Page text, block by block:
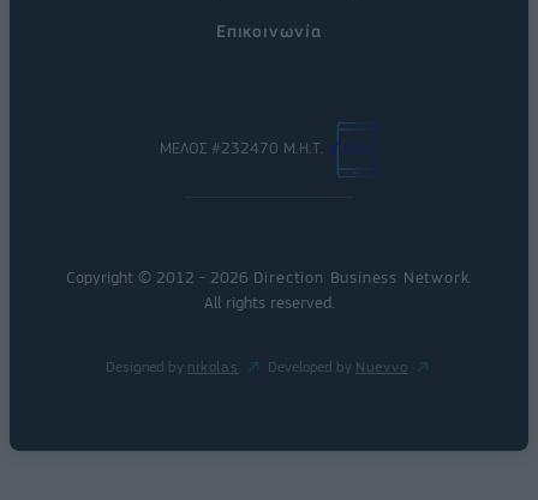
Επικοινωνία
ΜΕΛΟΣ #232470 Μ.Η.Τ.
Copyright © 2012 - 2026 Direction Business Network.
All rights reserved.
Designed by nikolas Developed by Nuevvo